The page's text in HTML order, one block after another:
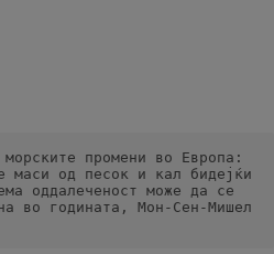
промени во Европа:
маси од песок и кал бидејќи
оддалеченост може да се
во годината, Мон-Сен-Мишел